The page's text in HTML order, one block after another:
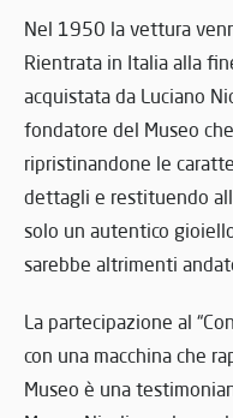
Nel 1950 la vettura
Rientrata in Italia alla
acquistata da Luciano
fondatore del Museo
ripristinandone le
dettagli e restituendo
solo un autentico
sarebbe altrimenti
La partecipazione al
con una macchina che
Museo è una